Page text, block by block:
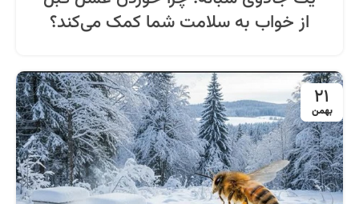
از خواب به سلامت شما کمک می‌کند؟
21
بهمن